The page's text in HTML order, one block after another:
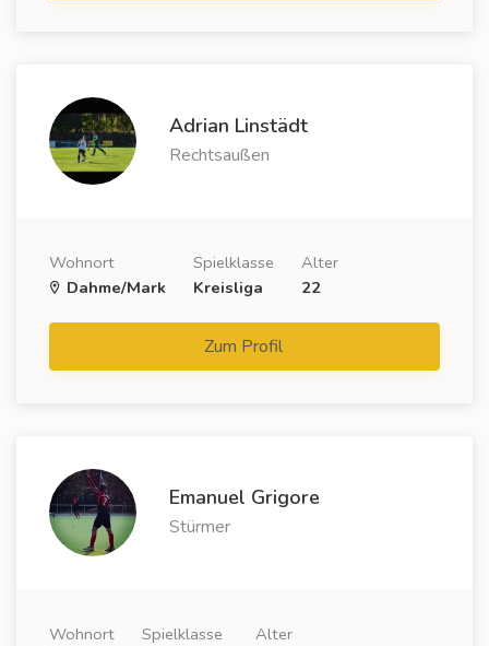
Adrian Linstädt
Rechtsaußen
Wohnort
Dahme/Mark
Spielklasse
Kreisliga
Alter
22
Zum Profil
Emanuel Grigore
Stürmer
Wohnort
Spielklasse
Alter